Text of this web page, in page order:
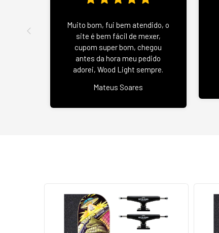
Muito bom, fui bem atendido, o
site é bem fácil de mexer,
cupom super bom, chegou
antes da hora meu pedido
adorei, Wood Light sempre.
Mateus Soares